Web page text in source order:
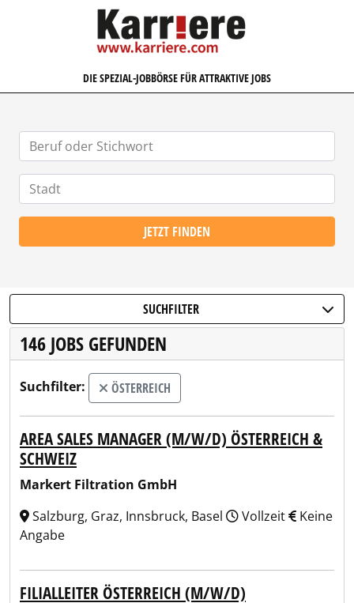
KARRIERE.COM
DIE SPEZIAL-JOBBÖRSE FÜR ATTRAKTIVE JOBS
JETZT FINDEN
SUCHFILTER
146 JOBS GEFUNDEN
Suchfilter: ÖSTERREICH
AREA SALES MANAGER (M/W/D) ÖSTERREICH &
SCHWEIZ
Markert Filtration GmbH
Salzburg, Graz, Innsbruck, Basel
Vollzeit
Keine
Angabe
FILIALLEITER ÖSTERREICH (M/W/D)